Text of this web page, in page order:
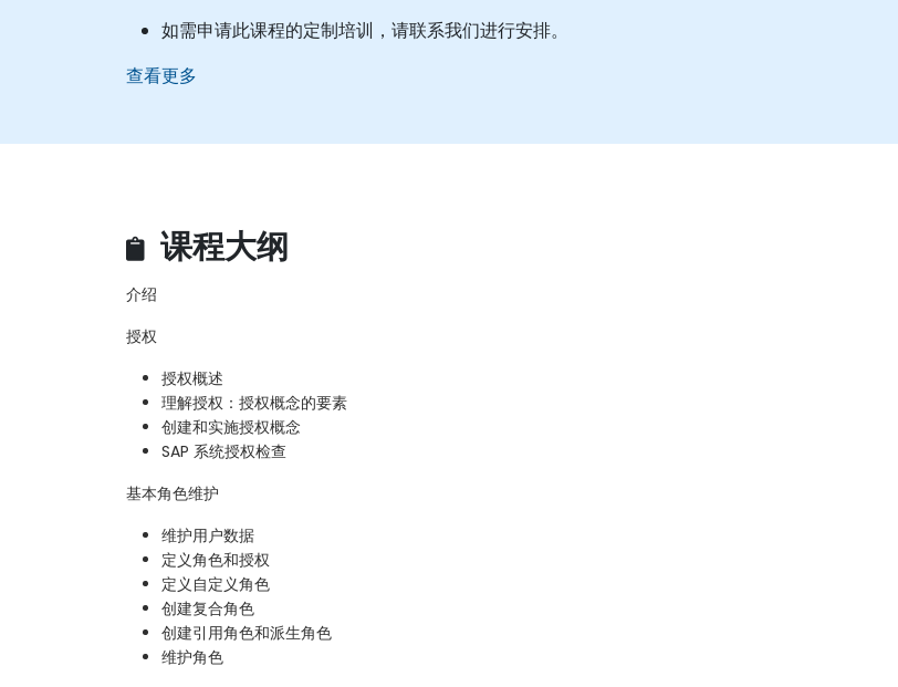
如需申请此课程的定制培训，请联系我们进行安排。
查看更多
课程大纲
介绍
授权
授权概述
理解授权：授权概念的要素
创建和实施授权概念
SAP 系统授权检查
基本角色维护
维护用户数据
定义角色和授权
定义自定义角色
创建复合角色
创建引用角色和派生角色
维护角色